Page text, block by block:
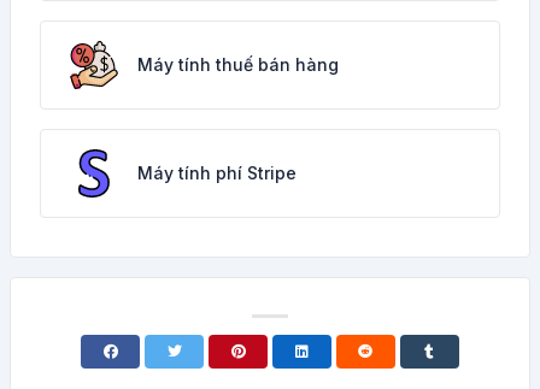
Máy tính thuế bán hàng
Máy tính phí Stripe